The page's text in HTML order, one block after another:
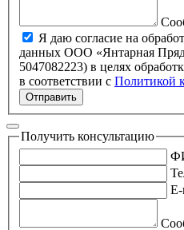
Я даю согласие на
данных ООО «Янтарная
5047082223) в целях обработки запроса и обратной связи,
в соответствии с Политикой
Отправить
Получить консультацию